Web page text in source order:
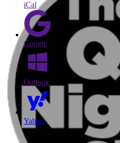
iCal
Google
Outlook
Yahoo